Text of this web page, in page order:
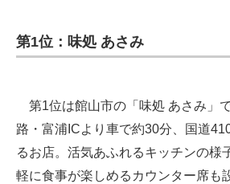
第1位：味処 あさみ
第1位は館山市の「味処 あさみ」
路・富浦ICより車で約30分、国道
るお店。活気あふれるキッチンの様
軽に食事が楽しめるカウンター席も